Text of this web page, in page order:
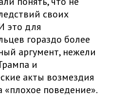
своих
это для
гораздо более
аргумент, нежели
и
акты возмездия
«плохое поведение».